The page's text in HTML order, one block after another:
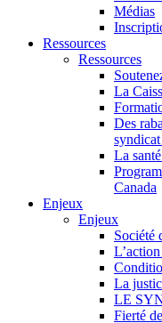
Médias
Ressources
Ressources
La
Des
La
Canada
Enjeux
Enjeux
Société
La
LE
Fierté